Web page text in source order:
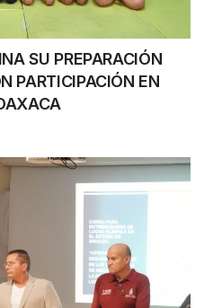
SU PREPARACIÓN
PARTICIPACIÓN EN